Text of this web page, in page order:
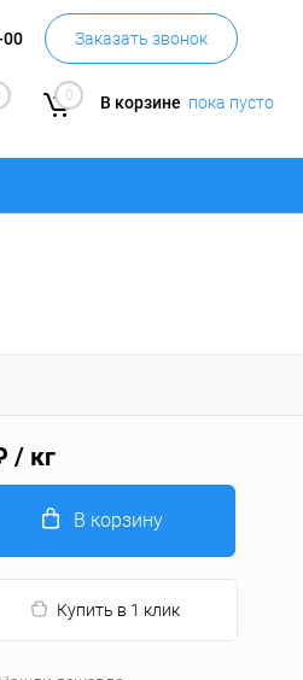
00 Заказать звонок
0 В корзине пока пусто
/ кг
В корзину
Купить в 1 клик